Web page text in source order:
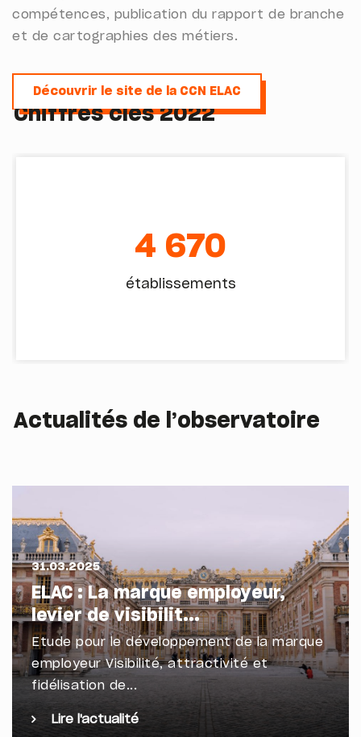
compétences, publication du rapport de branche
et de cartographies des métiers.
Découvrir le site de la CCN ELAC
Découvrir le site de la CCN ELAC
Chiffres clés 2022
4 670
établissements
Actualités de l’observatoire
31.03.2025
ELAC : La marque employeur,
levier de visibilit...
Etude pour le développement de la marque
employeur Visibilité, attractivité et
fidélisation de...
Lire l'actualité